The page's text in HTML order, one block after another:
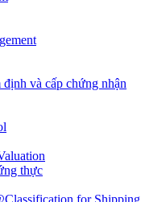
và cấp chứng nhận
thực